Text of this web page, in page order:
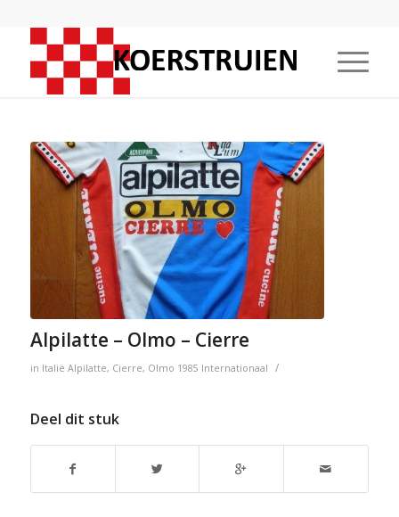
Alpilatte – Olmo – Cierre
in Italië Alpilatte, Cierre, Olmo 1985 Internationaal /
Deel dit stuk